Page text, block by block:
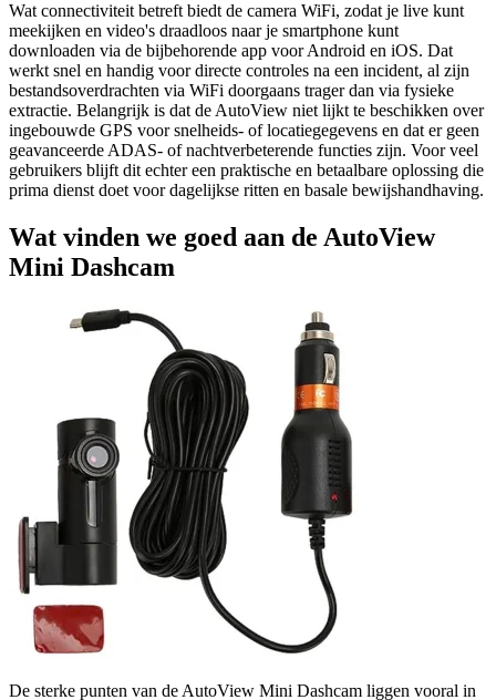
Wat connectiviteit betreft biedt de camera WiFi, zodat je live kunt
meekijken en video's draadloos naar je smartphone kunt
downloaden via de bijbehorende app voor Android en iOS. Dat
werkt snel en handig voor directe controles na een incident, al zijn
bestandsoverdrachten via WiFi doorgaans trager dan via fysieke
extractie. Belangrijk is dat de AutoView niet lijkt te beschikken over
ingebouwde GPS voor snelheids- of locatiegegevens en dat er geen
geavanceerde ADAS- of nachtverbeterende functies zijn. Voor veel
gebruikers blijft dit echter een praktische en betaalbare oplossing die
prima dienst doet voor dagelijkse ritten en basale bewijshandhaving.
Wat vinden we goed aan de AutoView
Mini Dashcam
De sterke punten van de AutoView Mini Dashcam liggen vooral in